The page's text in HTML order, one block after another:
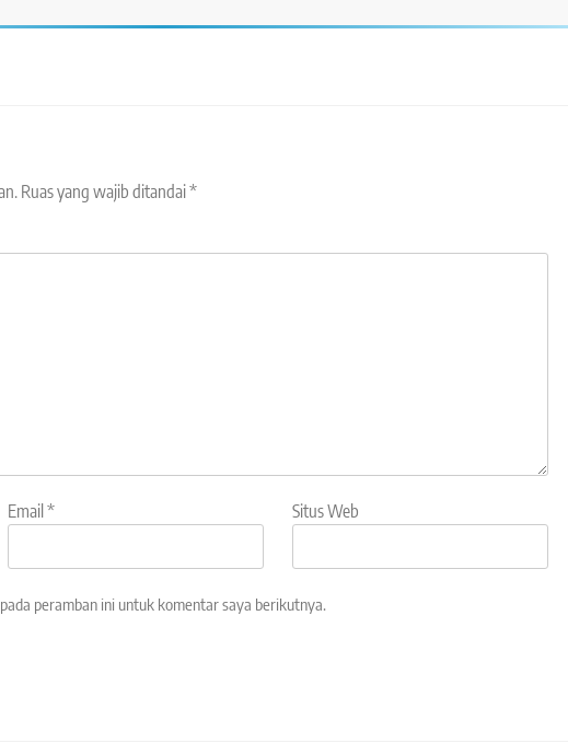
Ruas yang wajib ditandai*
Email* Situs Web
peramban ini untuk komentar saya berikutnya.